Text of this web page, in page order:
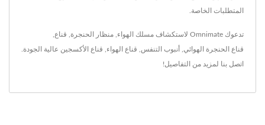
المتطلبات الخاصة.
تدعوك Omnimate لاستكشاف مسلك الهواء منظار الحنجرة قناع
قناع الحنجرة الهوائي أنبوب التنفس قناع الهواء قناع الأكسجين عالية الجودة.
اتصل بنا لمزيد من التفاصيل!